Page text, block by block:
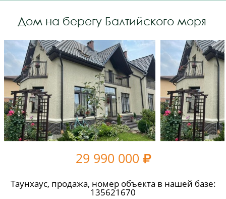
Дом на берегу Балтийского моря
29 990 000 
Таунхаус, продажа, номер объекта в нашей базе:
135621670